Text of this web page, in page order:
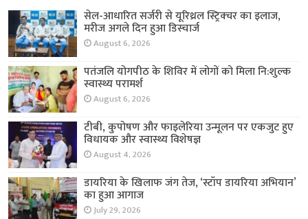
सेल-आधारित सर्जरी से यूरिथ्रल स्ट्रिक्चर का इलाज,
मरीज अगले दिन हुआ डिस्चार्ज
August 6, 2026
पतंजलि योगपीठ के शिविर में लोगों को मिला नि:शुल्क
स्वास्थ्य परामर्श
August 6, 2026
टीबी, कुपोषण और फाइलेरिया उन्मूलन पर एकजुट हुए
विधायक और स्वास्थ्य विशेषज्ञ
August 4, 2026
डायरिया के खिलाफ जंग तेज, ‘स्टॉप डायरिया अभियान’
का हुआ आगाज
July 29, 2026